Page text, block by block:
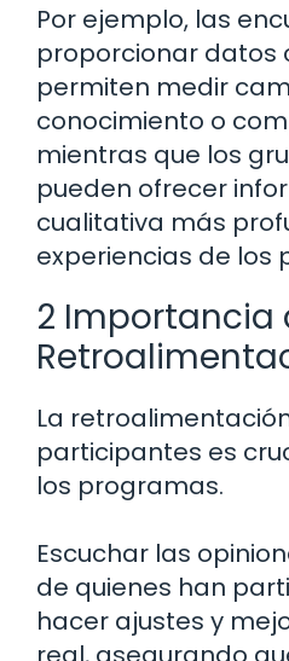
Por ejemplo, las
proporcionar datos
permiten medir
conocimiento o
mientras que los
pueden ofrecer
cualitativa más
experiencias de los
2 Importancia
La
participantes es
los programas.
Escuchar las
de quienes han
hacer ajustes y